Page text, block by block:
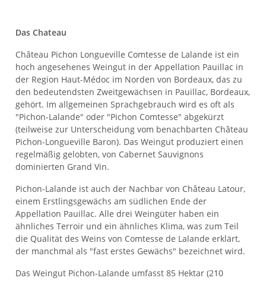
Das Chateau
Château Pichon Longueville Comtesse de Lalande ist ein
hoch angesehenes Weingut in der Appellation Pauillac in
der Region Haut-Médoc im Norden von Bordeaux, das zu
den bedeutendsten Zweitgewächsen in Pauillac, Bordeaux,
gehört. Im allgemeinen Sprachgebrauch wird es oft als
"Pichon-Lalande" oder "Pichon Comtesse" abgekürzt
(teilweise zur Unterscheidung vom benachbarten Château
Pichon-Longueville Baron). Das Weingut produziert einen
regelmäßig gelobten, von Cabernet Sauvignons
dominierten Grand Vin.
Pichon-Lalande ist auch der Nachbar von Château Latour,
einem Erstlingsgewächs am südlichen Ende der
Appellation Pauillac. Alle drei Weingüter haben ein
ähnliches Terroir und ein ähnliches Klima, was zum Teil
die Qualität des Weins von Comtesse de Lalande erklärt,
der manchmal als "fast erstes Gewächs" bezeichnet wird.
Das Weingut Pichon-Lalande umfasst 85 Hektar (210